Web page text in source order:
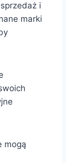
i
marki
mogą